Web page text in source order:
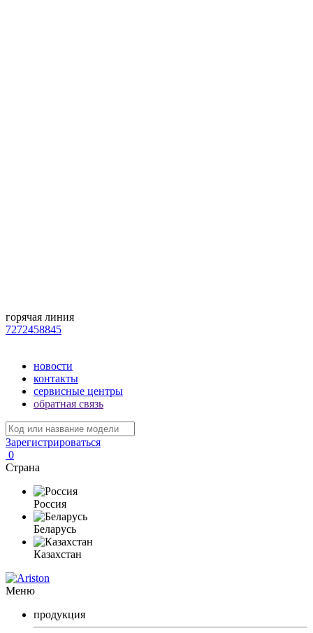
горячая линия
7272458845
новости
контакты
сервисные центры
обратная связь
Зарегистрироваться
0
Страна
Россия
Беларусь
Казахстан
Меню
продукция